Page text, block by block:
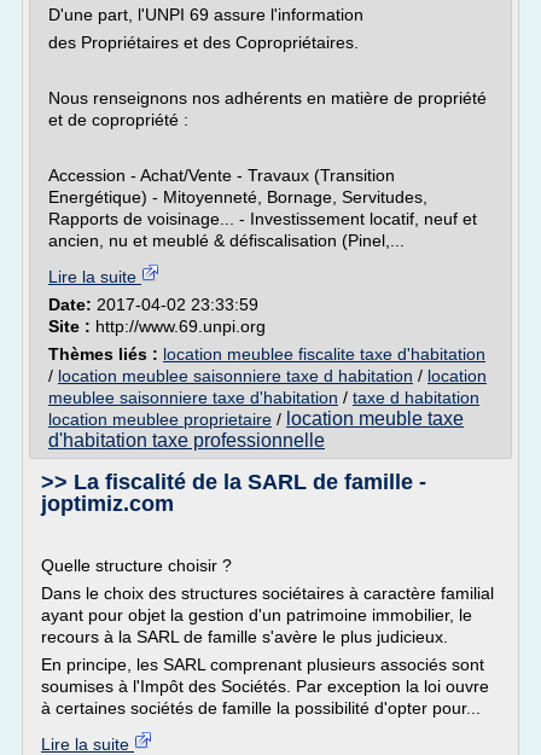
D'une part, l'UNPI 69 assure l'information
des Propriétaires et des Copropriétaires.
Nous renseignons nos adhérents en matière de propriété
et de copropriété :
Accession - Achat/Vente - Travaux (Transition
Energétique) - Mitoyenneté, Bornage, Servitudes,
Rapports de voisinage... - Investissement locatif, neuf et
ancien, nu et meublé & défiscalisation (Pinel,...
Lire la suite
Date: 2017-04-02 23:33:59
Site : http://www.69.unpi.org
Thèmes liés : location meublee fiscalite taxe d'habitation
/ location meublee saisonniere taxe d habitation / location
meublee saisonniere taxe d'habitation / taxe d habitation
location meublee proprietaire / location meuble taxe
d'habitation taxe professionnelle
>> La fiscalité de la SARL de famille -
joptimiz.com
Quelle structure choisir ?
Dans le choix des structures sociétaires à caractère familial
ayant pour objet la gestion d'un patrimoine immobilier, le
recours à la SARL de famille s'avère le plus judicieux.
En principe, les SARL comprenant plusieurs associés sont
soumises à l'Impôt des Sociétés. Par exception la loi ouvre
à certaines sociétés de famille la possibilité d'opter pour...
Lire la suite